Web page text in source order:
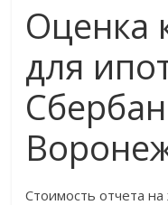
Оценка
для
Стоимость отчета